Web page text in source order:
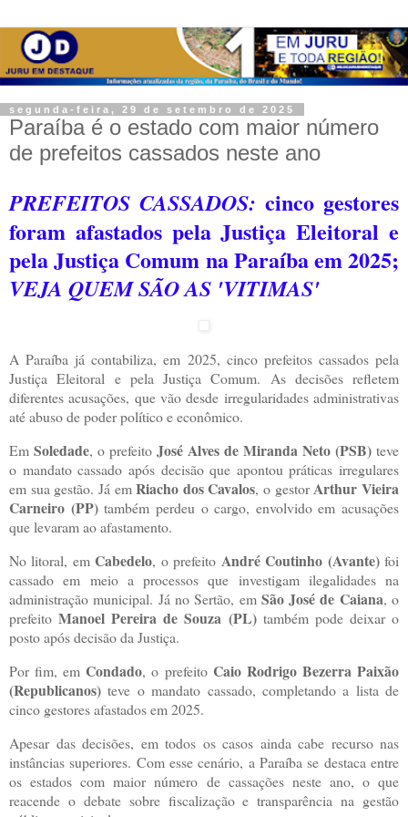
segunda-feira, 29 de setembro de 2025
Paraíba é o estado com maior número
de prefeitos cassados neste ano
PREFEITOS CASSADOS: cinco gestores
foram afastados pela Justiça Eleitoral e
pela Justiça Comum na Paraíba em 2025;
VEJA QUEM SÃO AS 'VITIMAS'
A Paraíba já contabiliza, em 2025, cinco prefeitos cassados pela
Justiça Eleitoral e pela Justiça Comum. As decisões refletem
diferentes acusações, que vão desde irregularidades administrativas
até abuso de poder político e econômico.
Em Soledade, o prefeito José Alves de Miranda Neto (PSB) teve
o mandato cassado após decisão que apontou práticas irregulares
em sua gestão. Já emRiacho dos Cavalos, o gestor Arthur Vieira
Carneiro (PP)também perdeu o cargo, envolvido em acusações
que levaram ao afastamento.
No litoral, emCabedelo, o prefeito André Coutinho (Avante)foi
cassado em meio a processos que investigam ilegalidades na
administração municipal. Já no Sertão, em São José de Caiana, o
prefeitoManoel Pereira de Souza (PL)também pode deixar o
posto após decisão da Justiça.
Por fim, emCondado, o prefeito Caio Rodrigo Bezerra Paixão
(Republicanos) teve o mandato cassado, completando a lista de
cinco gestores afastados em 2025.
Apesar das decisões, em todos os casos ainda cabe recurso nas
instâncias superiores. Com esse cenário, a Paraíba se destaca entre
os estados com maior número de cassações neste ano, o que
reacende o debate sobre fiscalização e transparência na gestão